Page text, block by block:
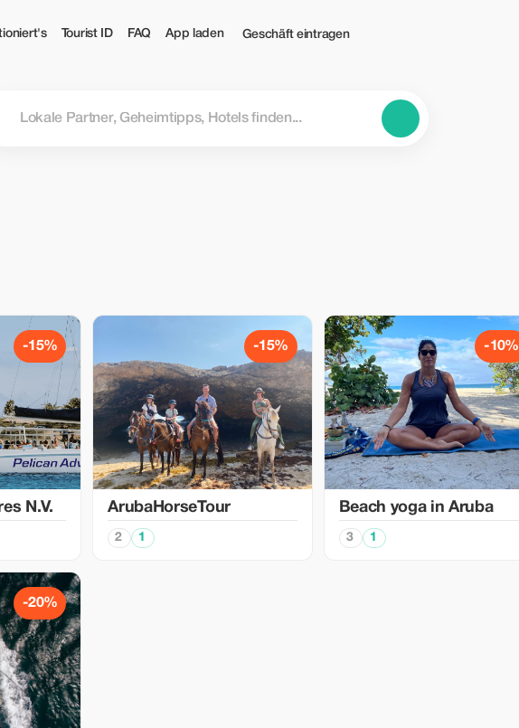
Tourist ID FAQ App laden Geschäft eintragen
-15%
N.V.
-15%
ArubaHorseTour
2 1
-10%
Beach yoga in Aruba
3 1
-20%